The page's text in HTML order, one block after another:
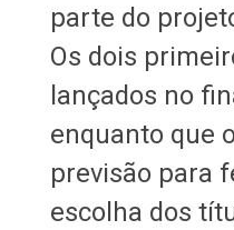
parte do
Os dois
lançados no
enquanto que
previsão para
escolha dos